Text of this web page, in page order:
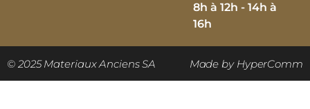
8h à 12h - 14h à
16h
© 2025 Materiaux Anciens SA Made by HyperComm